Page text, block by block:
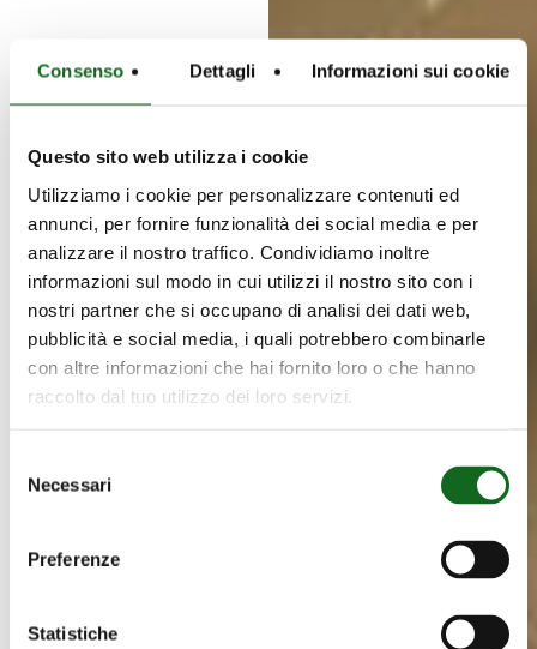
Consenso Dettagli Informazioni sui cookie
Questo sito web utilizza i cookie
Utilizziamo i cookie per personalizzare contenuti ed
annunci, per fornire funzionalità dei social media e per
analizzare il nostro traffico. Condividiamo inoltre
informazioni sul modo in cui utilizzi il nostro sito con i
nostri partner che si occupano di analisi dei dati web,
pubblicità e social media, i quali potrebbero combinarle
con altre informazioni che hai fornito loro o che hanno
raccolto dal tuo utilizzo dei loro servizi.
delNecessari
Preferenze
Statistiche